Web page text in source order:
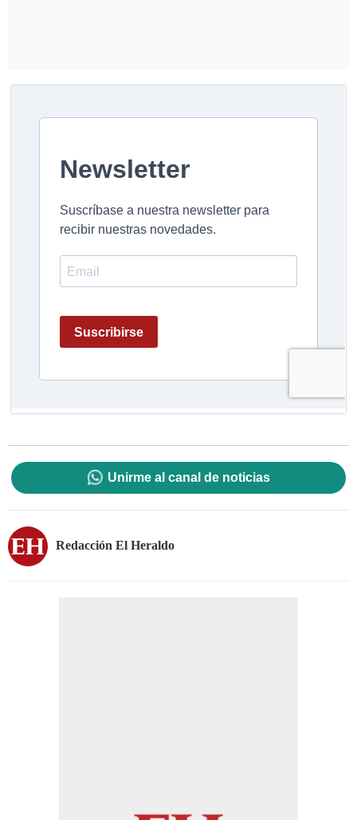
Unirme al canal de noticias
Redacción El Heraldo